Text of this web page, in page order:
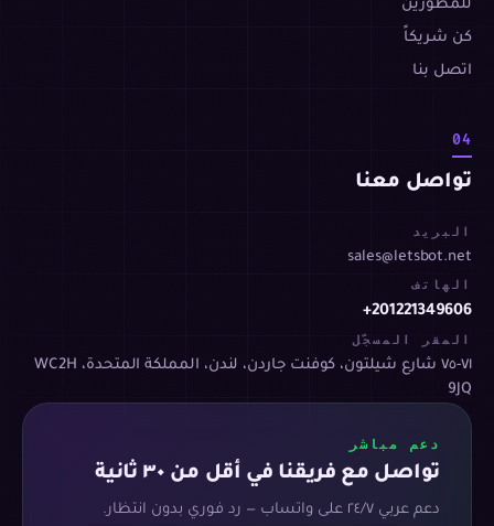
للمطورين
كن شريكاً
اتصل بنا
04
تواصل معنا
البريد
sales@letsbot.net
الهاتف
+201221349606
المقر المسجّل
٧١-٧٥ شارع شيلتون، كوفنت جاردن، لندن، المملكة المتحدة، WC2H
9JQ
دعم مباشر
تواصل مع فريقنا في أقل من ٣٠ ثانية
دعم عربي ٢٤/٧ على واتساب — رد فوري بدون انتظار.